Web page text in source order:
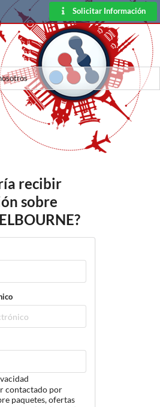
Solicitar Información
recibir
sobre
contactado por
paquetes, ofertas